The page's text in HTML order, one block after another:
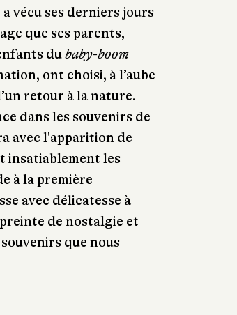
vécu ses derniers jours
que ses parents,
dubaby-boom
ont choisi, à l’aube
retour à la nature.
dans les souvenirs de
avec l'apparition de
les
à la première
avec délicatesse à
de nostalgie et
que nous